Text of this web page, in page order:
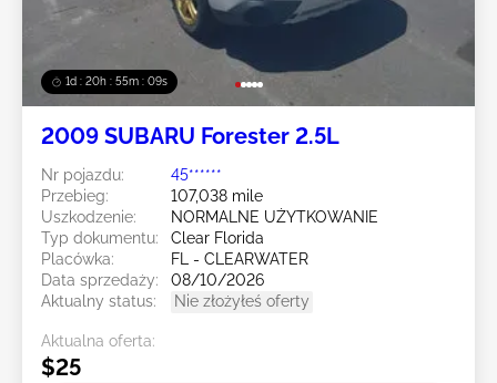
1d : 20h : 55m : 07s
2009 SUBARU Forester 2.5L
Nr pojazdu:
45******
Przebieg:
107,038 mile
Uszkodzenie:
NORMALNE UŻYTKOWANIE
Typ dokumentu:
Clear Florida
Placówka:
FL - CLEARWATER
Data sprzedaży:
08/10/2026
Aktualny status:
Nie złożyłeś oferty
Aktualna oferta:
$25